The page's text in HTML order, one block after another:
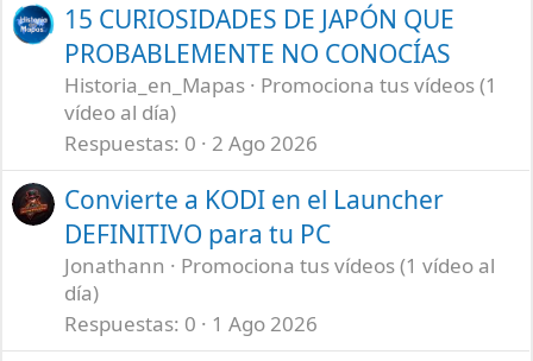
15 CURIOSIDADES DE JAPÓN QUE
PROBABLEMENTE NO CONOCÍAS
Historia_en_Mapas
Promociona tus vídeos (1
vídeo al día)
Respuestas 0 2 Ago 2026
Convierte a KODI en el Launcher
DEFINITIVO para tu PC
Jonathann
Promociona tus vídeos (1 vídeo al
día)
Respuestas 0 1 Ago 2026